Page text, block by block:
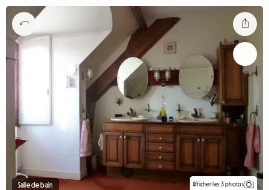
Salle de bain Afficher les 3 photos